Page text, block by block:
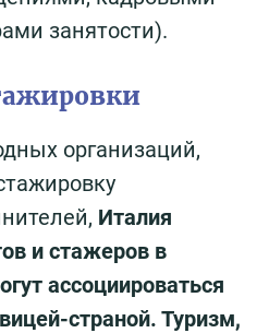
занятости).
организаций,
Италия
и стажеров в
ассоциироваться
страной. Туризм,